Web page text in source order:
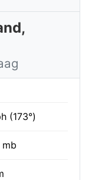
(173°)
mb